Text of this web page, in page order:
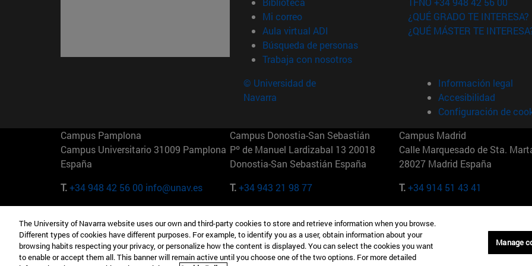
Mi correo(abre en nueva ventana)
Aula virtual ADI (abre en nueva ventana)
Búsqueda de personas(abre en nueva ventana)
Trabaja con nosotros(abre en nueva ventana)
¿QUÉ GRADO TE INTERESA?
¿QUÉ MÁSTER TE
© Universidad de
Navarra
Información legal
Accesibilidad
Configuración de
Campus Pamplona
Campus Universitario 31009 Pamplona
España
T.+34 948 42 56 00 info@unav.es
Campus Donostia-San Sebastián
Pº de Manuel Lardizabal 13 20018
Donostia-San Sebastián España
T.+34 943 21 98 77
Campus Madrid
Calle Marquesado de Sta.
28027 Madrid España
T.+34 914 51 43 41
Camino del Cerro Águila 3 28023
Madrid España
T.+34 912 11 30 00
165 W 57th St 10019-2201 Nueva York
EE.UU
T.+1 646 346 8850
Maria-Theresia-Straße 15
Múnich Alemania
T.+49 89 24209790
The University of Navarra website uses our own and third-party cookies to store and retrieve information when you browse.
Different types of cookies have different purposes. For example, to identify you as a user, obtain information about your
browsing habits respecting your privacy, or personalize how the content is displayed. You can select the cookies you want
to enable or accept them all. This banner will remain active until you choose one of the two options. For more detailed
Manage